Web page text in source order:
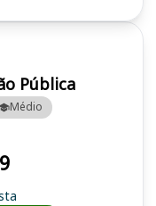
Pública
Médio